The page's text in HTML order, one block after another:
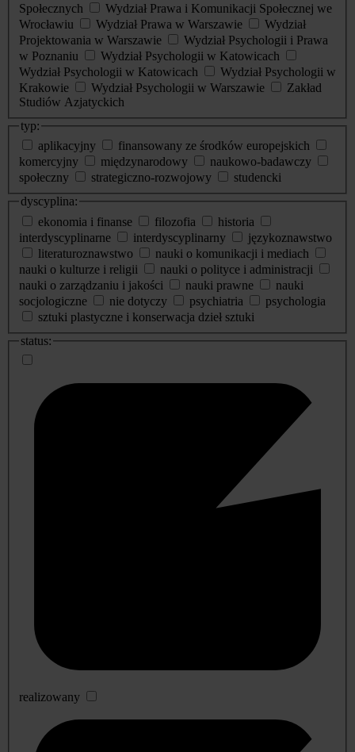
Społecznych
Wydział Prawa i Komunikacji Społecznej we
Wrocławiu
Wydział Prawa w Warszawie
Wydział
Projektowania w Warszawie
Wydział Psychologii i Prawa
w Poznaniu
Wydział Psychologii w Katowicach
Wydział Psychologii w Katowicach
Wydział Psychologii w
Krakowie
Wydział Psychologii w Warszawie
Zakład
Studiów Azjatyckich
typ:
aplikacyjny
finansowany ze środków europejskich
komercyjny
międzynarodowy
naukowo-badawczy
społeczny
strategiczno-rozwojowy
studencki
dyscyplina:
ekonomia i finanse
filozofia
historia
interdyscyplinarne
interdyscyplinarny
językoznawstwo
literaturoznawstwo
nauki o komunikacji i mediach
nauki o kulturze i religii
nauki o polityce i administracji
nauki o zarządzaniu i jakości
nauki prawne
nauki
socjologiczne
nie dotyczy psychiatria
psychologia
sztuki plastyczne i konserwacja dzieł sztuki
status:
realizowany